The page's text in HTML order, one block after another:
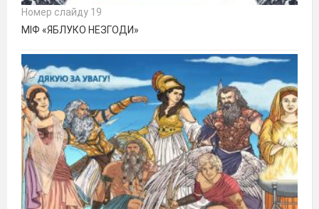
Номер слайду 19
МІФ «ЯБЛУКО НЕЗГОДИ»